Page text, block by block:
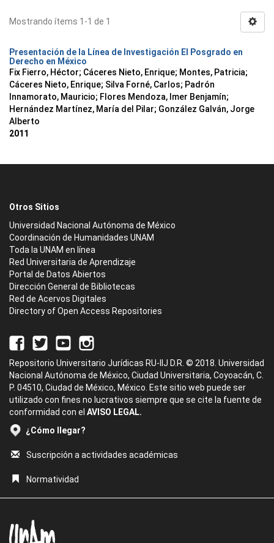
Mostrando ítems 1-1 de 1
Presentación de la Línea de Investigación El Posgrado en
Derecho en México
Fix Fierro, Héctor; Cáceres Nieto, Enrique; Montes, Patricia;
Cáceres Nieto, Enrique; Silva Forné, Carlos; Padrón
Innamorato, Mauricio; Flores Mendoza, Imer Benjamín;
Hernández Martínez, María del Pilar; González Galván, Jorge
Alberto
2011
Otros Sitios
Universidad Nacional Autónoma de México
Coordinación de Humanidades UNAM
Toda la UNAM en línea
Red Universitaria de Aprendizaje
Portal de Datos Abiertos
Dirección General de Bibliotecas
Red de Acervos Digitales
Directory of Open Access Repositories
Repositorio Universitario Jurídicas RU-IIJ D.R. © 2018. Universidad
Nacional Autónoma de México, Ciudad Universitaria, Coyoacán, C.
P. 04510, Ciudad de México, México. Este sitio web puede ser
utilizado con fines no lucrativos siempre que se cite la fuente de
conformidad con el AVISO LEGAL.
¿Cómo llegar?
Suscripción a actividades académicas
Normatividad